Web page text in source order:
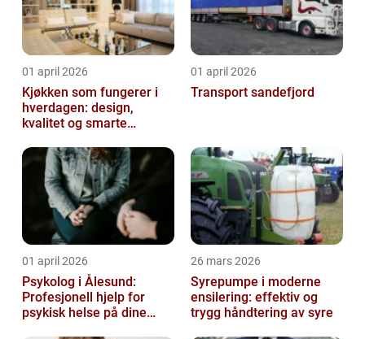
01 april 2026
Kjøkken som fungerer i
hverdagen: design,
kvalitet og smarte
01 april 2026
Transport sandefjord
01 april 2026
Psykolog i Ålesund:
Profesjonell hjelp for
psykisk helse på dine
26 mars 2026
Syrepumpe i moderne
ensilering: effektiv og
trygg håndtering av syre